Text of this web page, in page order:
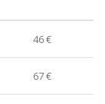
46 €
67 €